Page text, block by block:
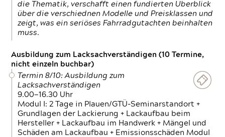
die Thematik, verschafft einen fundierten Überblick
über die verschiednen Modelle und Preisklassen und
zeigt, was ein seriöses Fahrradgutachten beinhalten
muss.
Ausbildung zum Lacksachverständigen (10 Termine,
nicht einzeln buchbar)
Termin 8/10: Ausbildung zum
Lacksachverständigen
9.00—16.30 Uhr
Modul I: 2 Tage in Plauen/GTÜ-Seminarstandort +
Grundlagen der Lackierung + Lackaufbau beim
Hersteller + Lackaufbau im Handwerk + Mängel und
Schäden am Lackaufbau + Emissionsschäden Modul